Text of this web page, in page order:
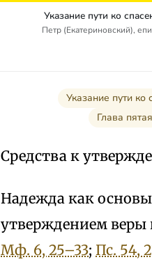
Указание пути ко
Петр (Екатериновский),
Указание пути ко
Глава
Средства к
Надежда как
утверждением веры
Мф. 6, 25–33; Пс. 54,